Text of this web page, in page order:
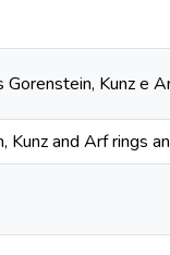
Kunz e
Kunz and Arf rings